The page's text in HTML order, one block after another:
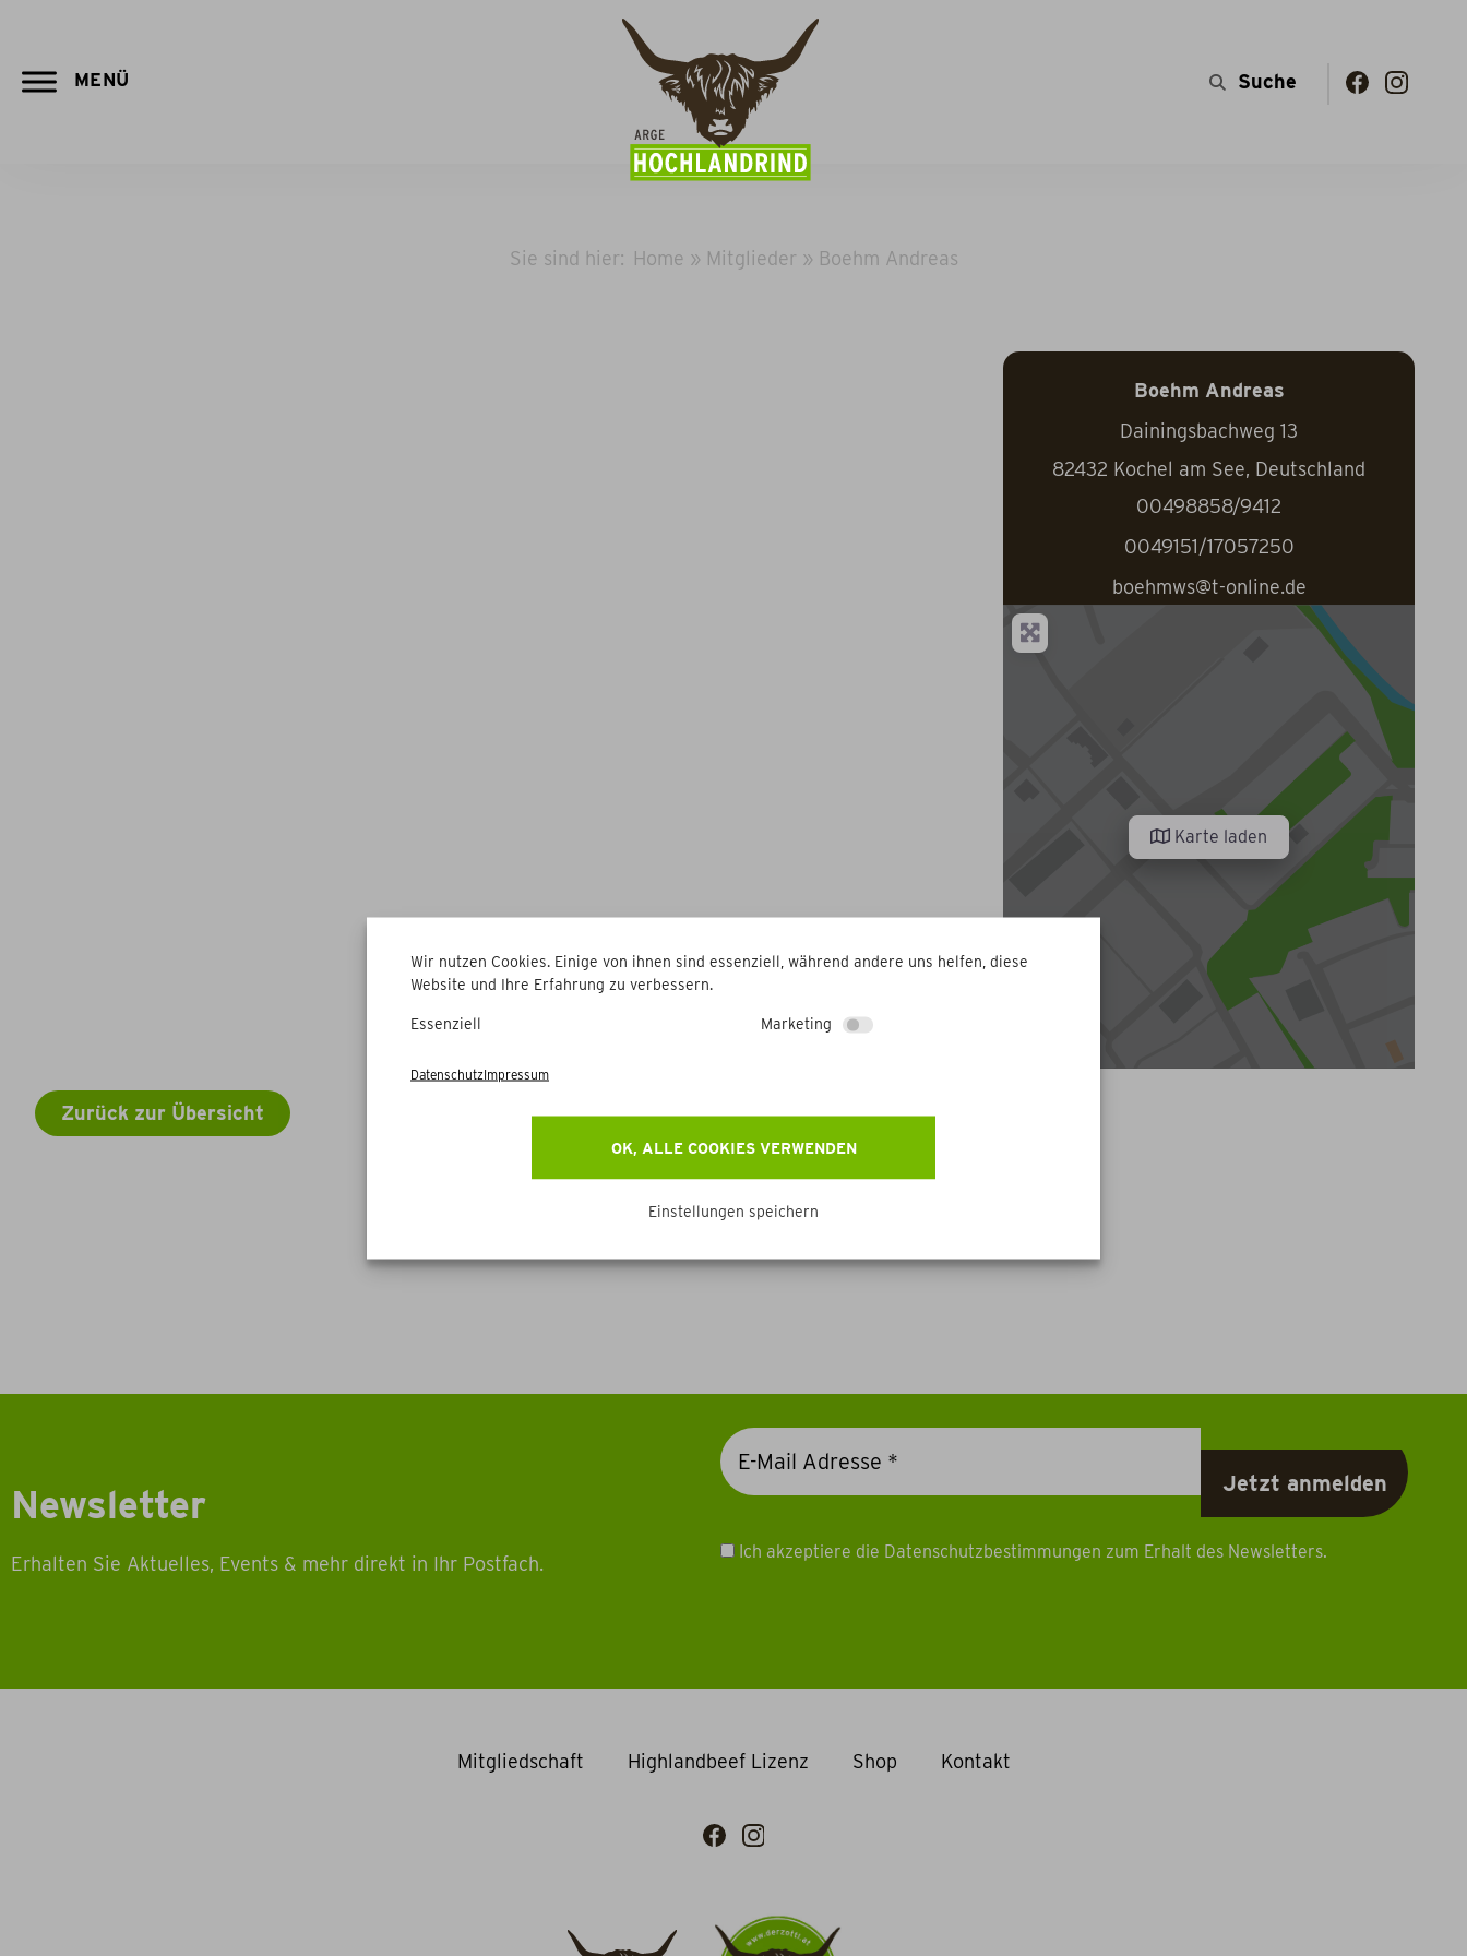
Wir nutzen Cookies. Einige von ihnen sind essenziell, während andere uns helfen, diese
Website und Ihre Erfahrung zu verbessern.
Essenziell Marketing
OK, ALLE COOKIES VERWENDEN
Einstellungen speichern
DatenschutzImpressum
Sie sind hier: Home » Mitglieder » Boehm Andreas
Boehm Andreas
Dainingsbachweg 13
82432 Kochel am See, Deutschland
00498858/9412
0049151/17057250
boehmws@t-online.de
Karte laden
Zurück zur Übersicht
Newsletter
Erhalten Sie Aktuelles, Events & mehr direkt in Ihr Postfach.
Ich akzeptiere die Datenschutzbestimmungen zum Erhalt des Newsletters.
Mitgliedschaft Highlandbeef Lizenz Shop Kontakt